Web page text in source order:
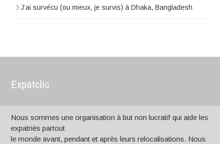
J’ai survécu (ou mieux, je survis) à Dhaka, Bangladesh
Expatclic
Nous sommes une organisation à but non lucratif qui aide les
expatriés partout
le monde avant, pendant et après leurs relocalisations. Nous